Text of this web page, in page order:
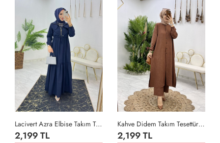
Lacivert Azra Elbise Takım Tesettür Giyim Lacivert
2,199 TL
Kahve Didem Takım Tesettür Giyim Kahverengi
2,199 TL